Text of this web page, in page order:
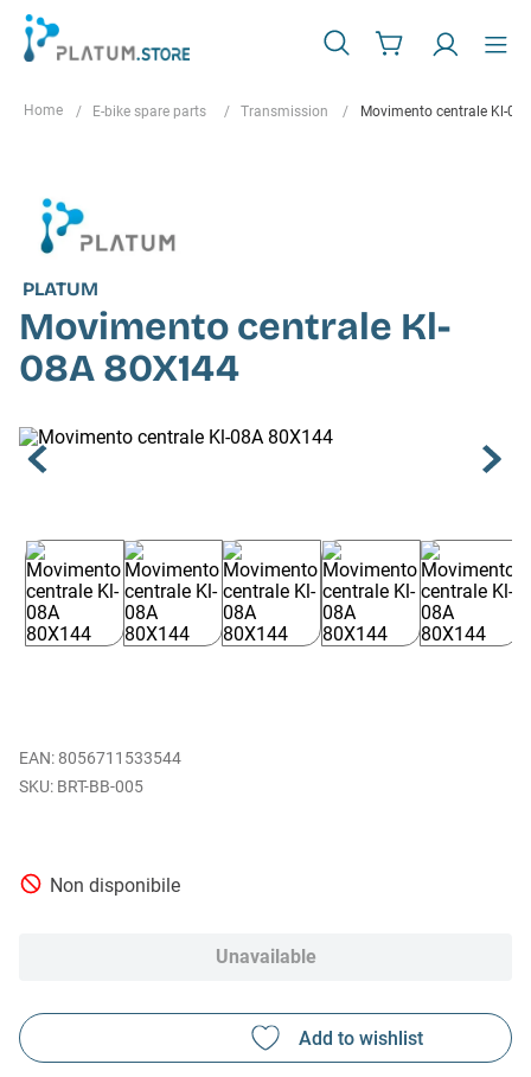
E-bike spare parts Transmission Movimento centrale Kl-
PLATUM
Movimento centrale Kl-
08A 80X144
EAN: 8056711533544
BRT-BB-005
Non disponibile
Unavailable